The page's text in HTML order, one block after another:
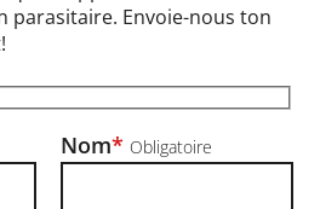
parasitaire. Envoie-nous ton
Nom* Obligatoire